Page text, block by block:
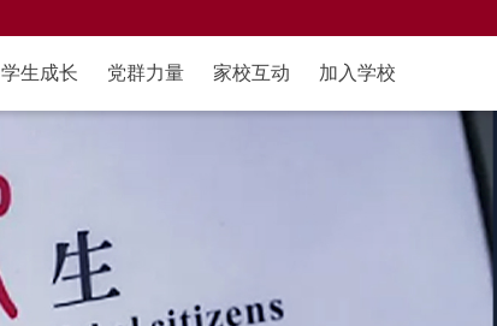
学生成长 党群力量 家校互动 加入学校